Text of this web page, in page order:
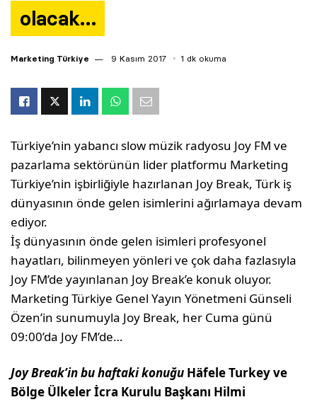
olacak…
Marketing Türkiye 9 Kasım 2017 1 dk okuma
Türkiye’nin yabancı slow müzik radyosu Joy FM ve
pazarlama sektörünün lider platformu Marketing
Türkiye’nin işbirliğiyle hazırlanan Joy Break, Türk iş
dünyasının önde gelen isimlerini ağırlamaya devam
ediyor.
İş dünyasının önde gelen isimleri profesyonel
hayatları, bilinmeyen yönleri ve çok daha fazlasıyla
Joy FM’de yayınlanan Joy Break’e konuk oluyor.
Marketing Türkiye Genel Yayın Yönetmeni Günseli
Özen’in sunumuyla Joy Break, her Cuma günü
09:00’da Joy FM’de…
Joy Break’in bu haftaki konuğu Häfele Turkey ve
Bölge Ülkeler İcra Kurulu Başkanı Hilmi